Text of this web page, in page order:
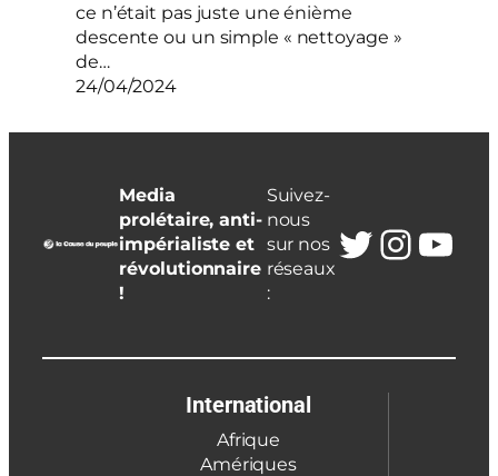
ce n’était pas juste une énième
descente ou un simple « nettoyage »
de…
24/04/2024
Media
prolétaire, anti-
impérialiste et
révolutionnaire
!
Suivez-
nous
sur nos
réseaux
:
Twitter
International
Afrique
Amériques